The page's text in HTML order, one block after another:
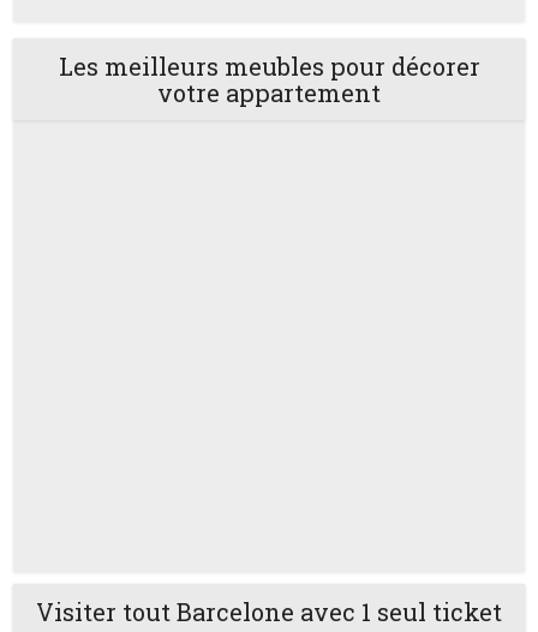
Les meilleurs meubles pour décorer
votre appartement
Visiter tout Barcelone avec 1 seul ticket